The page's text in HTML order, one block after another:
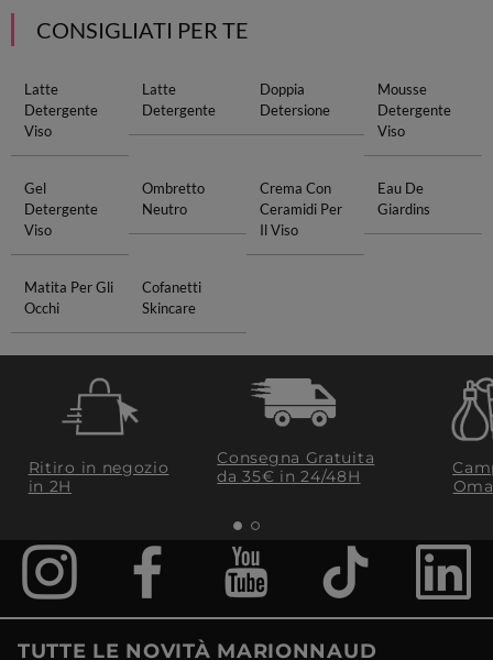
CONSIGLIATI PER TE
Latte
Detergente
Viso
Latte
Detergente
Doppia
Detersione
Mousse
Detergente
Viso
Gel
Detergente
Viso
Ombretto
Neutro
Crema Con
Ceramidi Per
Il Viso
Eau De
Giardins
Matita Per Gli
Occhi
Cofanetti
Skincare
Ritiro in negozio
in 2H
Consegna Gratuita
da 35€​ in 24/48H
TUTTE LE NOVITÀ MARIONNAUD